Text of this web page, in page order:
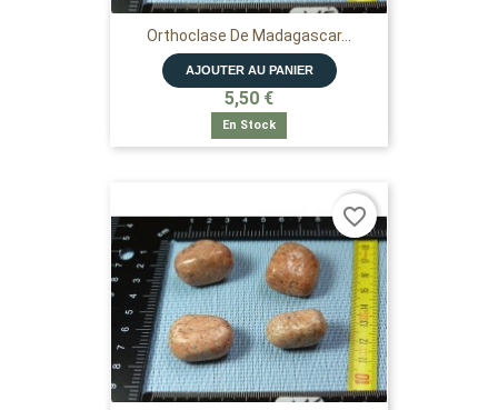
Orthoclase De Madagascar...
AJOUTER AU PANIER
5,50 €
En Stock
favorite_border